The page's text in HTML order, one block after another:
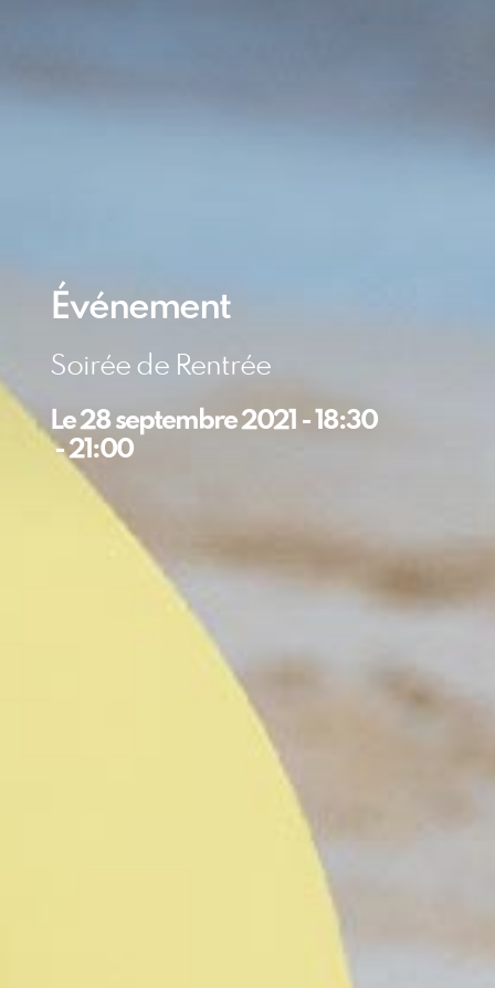
Événement
Soirée de Rentrée
Le28 septembre 2021 - 18:30
-21:00